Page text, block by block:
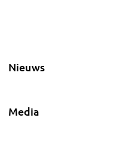
Nieuws
Media